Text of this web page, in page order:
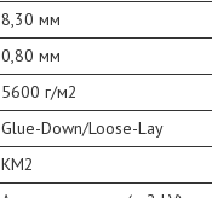
8,30 мм
0,80 мм
5600 г/м2
Glue-Down/Loose-Lay
КМ2